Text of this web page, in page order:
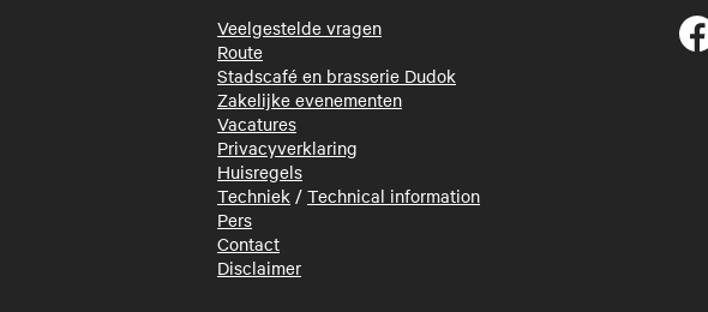
Veelgestelde vragen
Route
Stadscafé en brasserie Dudok
Zakelijke evenementen
Vacatures
Privacyverklaring
Huisregels
Techniek / Technical information
Pers
Contact
Disclaimer